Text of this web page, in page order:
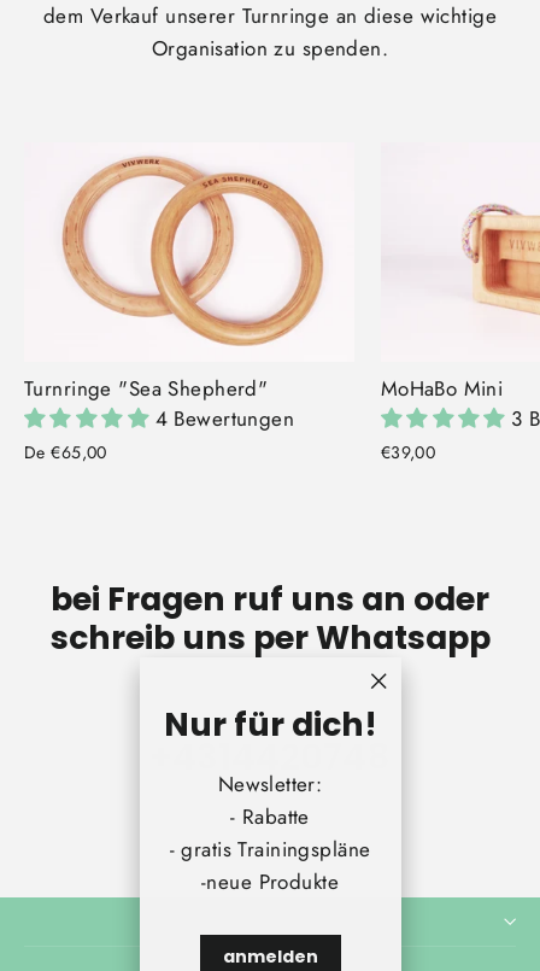
Nur für dich!
Newsletter:
- Rabatte
- gratis Trainingspläne
-neue Produkte
anmelden
dem Verkauf unserer Turnringe an diese wichtige
Organisation zu spenden.
Turnringe "Sea Shepherd"
4 Bewertungen
De €65,00
MoHaBo Mini
3
€39,00
bei Fragen ruf uns an oder
schreib uns per Whatsapp